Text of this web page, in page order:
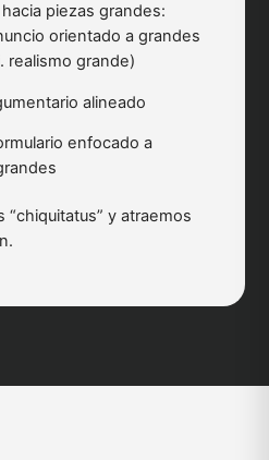
piezas grandes:
orientado a grandes
realismo grande)
alineado
enfocado a
“chiquitatus” y atraemos